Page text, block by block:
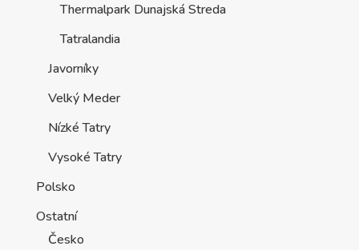
Thermalpark Dunajská Streda
Tatralandia
Javorníky
Velký Meder
Nízké Tatry
Vysoké Tatry
Polsko
Ostatní
Česko